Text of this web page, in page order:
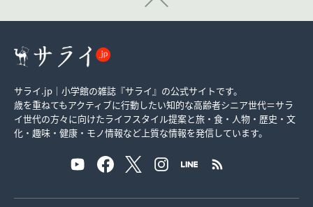
サライ.jp｜小学館の雑誌『サライ』の公式サイトです。
歳を重ねてもアクティブに行動したい知的な高齢者シニア世代＝サラ
イ世代の方々に向けたライフスタイル提案と旅・食・人物・歴史・文
化・趣味・健康・モノ情報など上質な情報を発信しています。